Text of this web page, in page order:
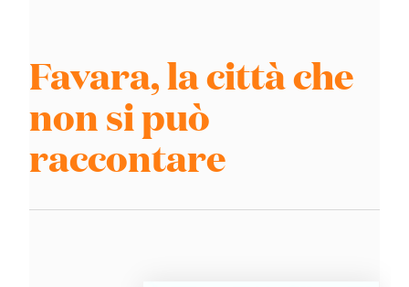
Favara, la città che
non si può
raccontare